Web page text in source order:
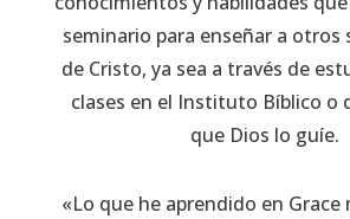
seminario para enseñar a otros
de Cristo, ya sea a través de
clases en el Instituto Bíblico o
que Dios lo guíe.
«Lo que he aprendido en Grace